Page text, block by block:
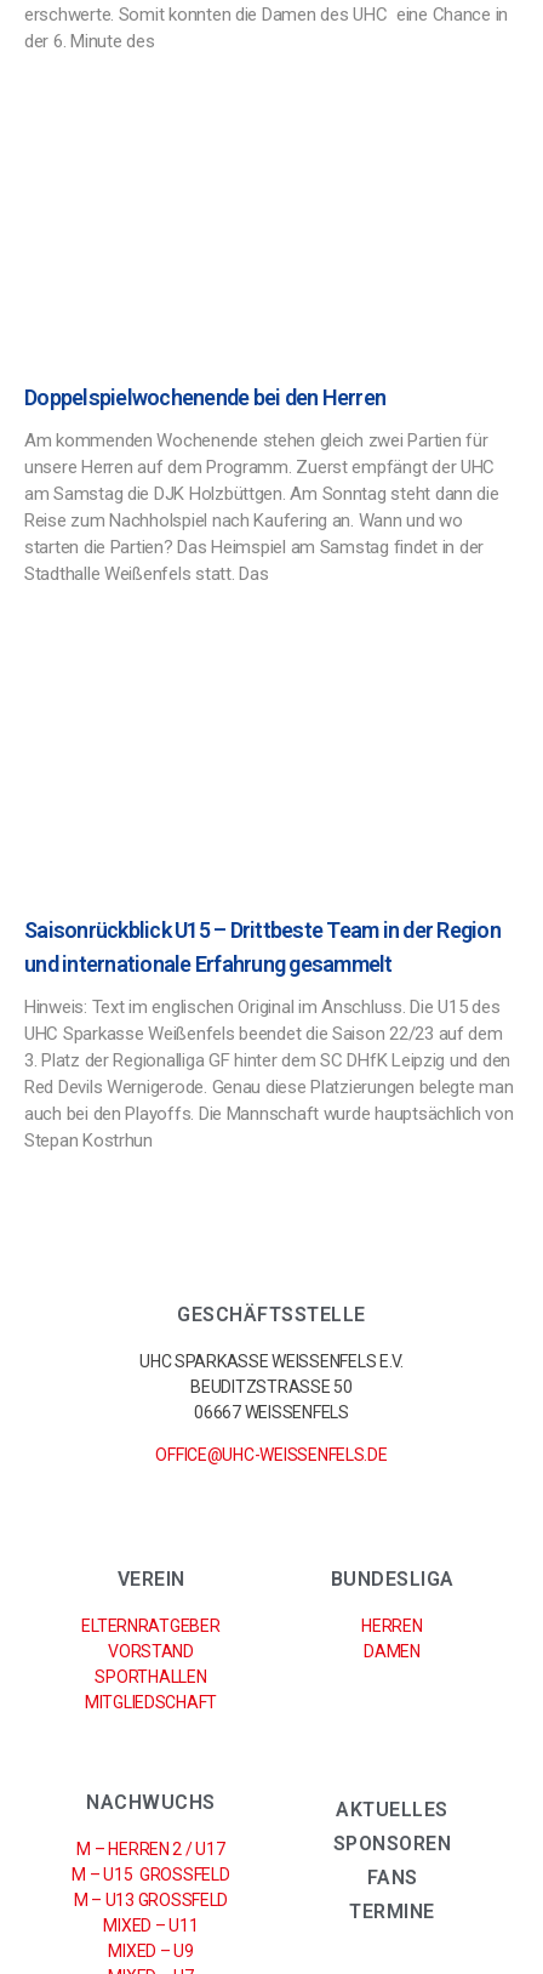
erschwerte. Somit konnten die Damen des UHC eine Chance in
der 6. Minute des
Doppelspielwochenende bei den Herren
Am kommenden Wochenende stehen gleich zwei Partien für
unsere Herren auf dem Programm. Zuerst empfängt der UHC
am Samstag die DJK Holzbüttgen. Am Sonntag steht dann die
Reise zum Nachholspiel nach Kaufering an. Wann und wo
starten die Partien? Das Heimspiel am Samstag findet in der
Stadthalle Weißenfels statt. Das
Saisonrückblick U15 – Drittbeste Team in der Region
und internationale Erfahrung gesammelt
Hinweis: Text im englischen Original im Anschluss. Die U15 des
UHC Sparkasse Weißenfels beendet die Saison 22/23 auf dem
3. Platz der Regionalliga GF hinter dem SC DHfK Leipzig und den
Red Devils Wernigerode. Genau diese Platzierungen belegte man
auch bei den Playoffs. Die Mannschaft wurde hauptsächlich von
Stepan Kostrhun
GESCHÄFTSSTELLE
UHC SPARKASSE WEISSENFELS E.V.
BEUDITZSTRASSE 50
06667 WEISSENFELS
OFFICE@UHC-WEISSENFELS.DE
VEREIN
ELTERNRATGEBER
VORSTAND
SPORTHALLEN
MITGLIEDSCHAFT
BUNDESLIGA
HERREN
DAMEN
NACHWUCHS
M – HERREN 2 / U17
M – U15 GROSSFELD
M – U13 GROSSFELD
MIXED – U11
MIXED – U9
AKTUELLES
SPONSOREN
FANS
TERMINE